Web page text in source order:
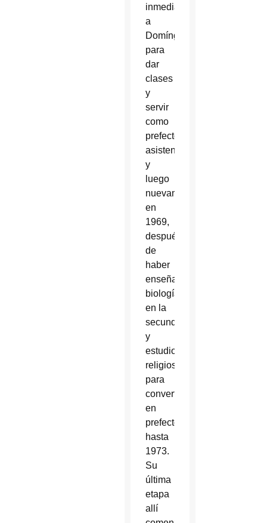
inmediato
a
Domínguez
para
dar
clases
y
servir
como
prefecto
asistente;
y
luego
nuevamente
en
1969,
después
de
haber
enseñado
biología
en la
secundaria
y
estudios
religiosos,
para
convertirse
en
prefecto
hasta
1973.
Su
última
etapa
allí